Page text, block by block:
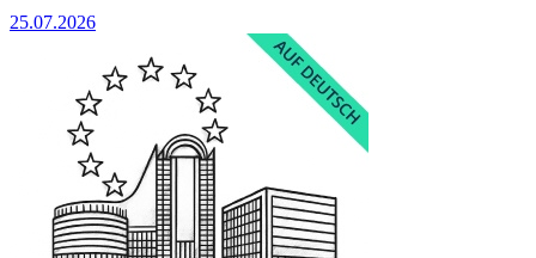
25.07.2026